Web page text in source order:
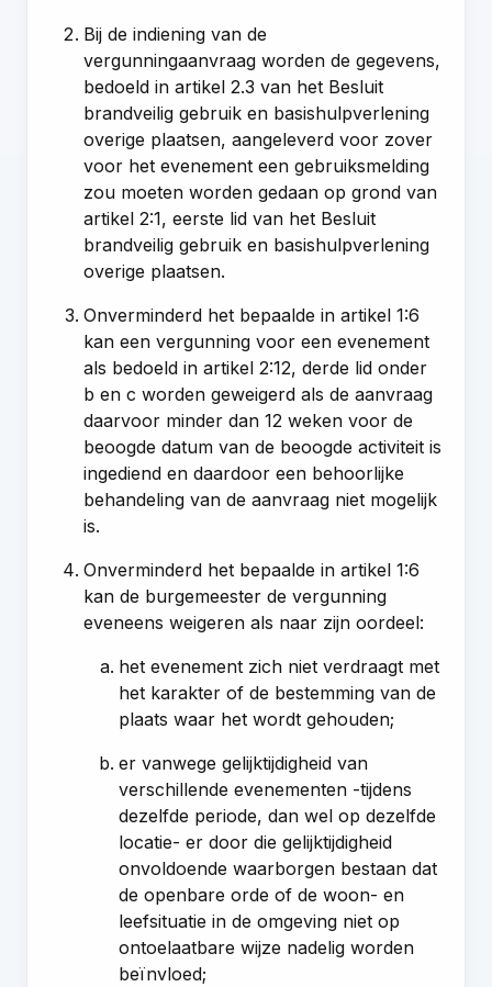
Bij de indiening van de
vergunningaanvraag worden de gegevens,
bedoeld in artikel 2.3 van het Besluit
brandveilig gebruik en basishulpverlening
overige plaatsen, aangeleverd voor zover
voor het evenement een gebruiksmelding
zou moeten worden gedaan op grond van
artikel 2:1, eerste lid van het Besluit
brandveilig gebruik en basishulpverlening
overige plaatsen.
Onverminderd het bepaalde in artikel 1:6
kan een vergunning voor een evenement
als bedoeld in artikel 2:12, derde lid onder
b en c worden geweigerd als de aanvraag
daarvoor minder dan 12 weken voor de
beoogde datum van de beoogde activiteit is
ingediend en daardoor een behoorlijke
behandeling van de aanvraag niet mogelijk
is.
Onverminderd het bepaalde in artikel 1:6
kan de burgemeester de vergunning
eveneens weigeren als naar zijn oordeel:
het evenement zich niet verdraagt met
het karakter of de bestemming van de
plaats waar het wordt gehouden;
er vanwege gelijktijdigheid van
verschillende evenementen -tijdens
dezelfde periode, dan wel op dezelfde
locatie- er door die gelijktijdigheid
onvoldoende waarborgen bestaan dat
de openbare orde of de woon- en
leefsituatie in de omgeving niet op
ontoelaatbare wijze nadelig worden
beïnvloed;